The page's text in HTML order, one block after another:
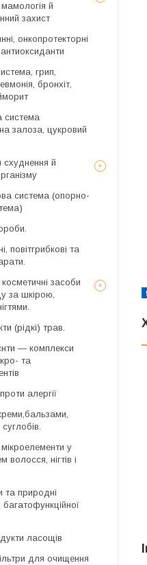
мамологія й
захист
онкопротекторні
грип,
бронхіт,
система
залоза, цукровий
й
система (опорно-
повітгрибкові та
засоби
за шкірою,
(рідкі) трав.
— комплекси
та
алергії
мікроелементи у
волосся, нігтів і
та природні
багатофункційної
ласощів
для очищення